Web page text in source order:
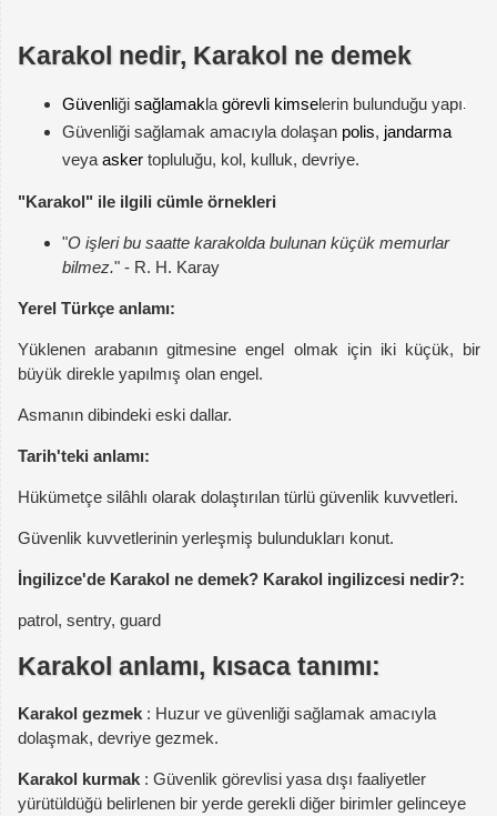
Karakol nedir, Karakol ne demek
Güvenliği sağlamakla görevli kimselerin bulunduğu yapı
Güvenliği sağlamak amacıyla dolaşan polis, jandarma
veya asker topluluğu, kol, kulluk, devriye.
"Karakol" ile ilgili cümle örnekleri
"O işleri bu saatte karakolda bulunan küçük memurlar
bilmez." - R. H. Karay
Yerel Türkçe anlamı:
Yüklenen arabanın gitmesine engel olmak için iki küçük, bir
büyük direkle yapılmış olan engel.
Asmanın dibindeki eski dallar.
Tarih'teki anlamı:
Hükümetçe silâhlı olarak dolaştırılan türlü güvenlik kuvvetleri.
Güvenlik kuvvetlerinin yerleşmiş bulundukları konut.
İngilizce'de Karakol ne demek? Karakol ingilizcesi nedir?:
patrol, sentry, guard
Karakol anlamı, kısaca tanımı:
Karakol gezmek : Huzur ve güvenliği sağlamak amacıyla
dolaşmak, devriye gezmek.
Karakol kurmak : Güvenlik görevlisi yasa dışı faaliyetler
yürütüldüğü belirlenen bir yerde gerekli diğer birimler gelinceye